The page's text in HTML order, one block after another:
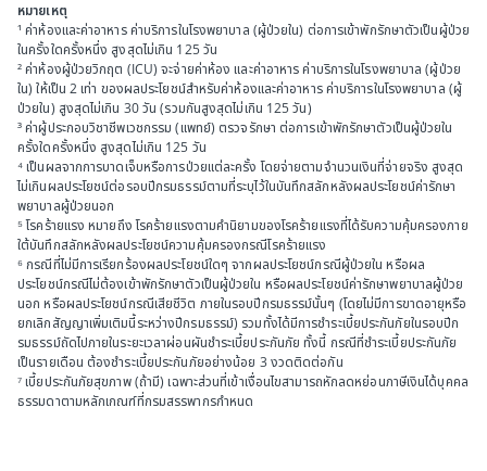
หมายเหตุ
¹ ค่าห้องและค่าอาหาร ค่าบริการในโรงพยาบาล (ผู้ป่วยใน) ต่อการเข้าพักรักษาตัวเป็นผู้ป่วย
ในครั้งใดครั้งหนึ่ง สูงสุดไม่เกิน 125 วัน
² ค่าห้องผู้ป่วยวิกฤต (ICU) จะจ่ายค่าห้อง และค่าอาหาร ค่าบริการในโรงพยาบาล (ผู้ป่วย
ใน) ให้เป็น 2 เท่า ของผลประโยชน์สำหรับค่าห้องและค่าอาหาร ค่าบริการในโรงพยาบาล (ผู้
ป่วยใน) สูงสุดไม่เกิน 30 วัน (รวมกันสูงสุดไม่เกิน 125 วัน)
³ ค่าผู้ประกอบวิชาชีพเวชกรรม (แพทย์) ตรวจรักษา ต่อการเข้าพักรักษาตัวเป็นผู้ป่วยใน
ครั้งใดครั้งหนึ่ง สูงสุดไม่เกิน 125 วัน
⁴ เป็นผลจากการบาดเจ็บหรือการป่วยแต่ละครั้ง โดยจ่ายตามจำนวนเงินที่จ่ายจริง สูงสุด
ไม่เกินผลประโยชน์ต่อรอบปีกรมธรรม์ตามที่ระบุไว้ในบันทึกสลักหลังผลประโยชน์ค่ารักษา
พยาบาลผู้ป่วยนอก
⁵ โรคร้ายแรง หมายถึง โรคร้ายแรงตามคำนิยามของโรคร้ายแรงที่ได้รับความคุ้มครองภาย
ใต้บันทึกสลักหลังผลประโยชน์ความคุ้มครองกรณีโรคร้ายแรง
⁶ กรณีที่ไม่มีการเรียกร้องผลประโยชน์ใดๆ จากผลประโยชน์กรณีผู้ป่วยใน หรือผล
ประโยชน์กรณีไม่ต้องเข้าพักรักษาตัวเป็นผู้ป่วยใน หรือผลประโยชน์ค่ารักษาพยาบาลผู้ป่วย
นอก หรือผลประโยชน์กรณีเสียชีวิต ภายในรอบปีกรมธรรม์นั้นๆ (โดยไม่มีการขาดอายุหรือ
ยกเลิกสัญญาเพิ่มเติมนี้ระหว่างปีกรมธรรม์) รวมทั้งได้มีการชำระเบี้ยประกันภัยในรอบปีก
รมธรรม์ถัดไปภายในระยะเวลาผ่อนผันชำระเบี้ยประกันภัย ทั้งนี้ กรณีที่ชำระเบี้ยประกันภัย
เป็นรายเดือน ต้องชำระเบี้ยประกันภัยอย่างน้อย 3 งวดติดต่อกัน
⁷ เบี้ยประกันภัยสุขภาพ (ถ้ามี) เฉพาะส่วนที่เข้าเงื่อนไขสามารถหักลดหย่อนภาษีเงินได้บุคคล
ธรรมดาตามหลักเกณฑ์ที่กรมสรรพากรกำหนด